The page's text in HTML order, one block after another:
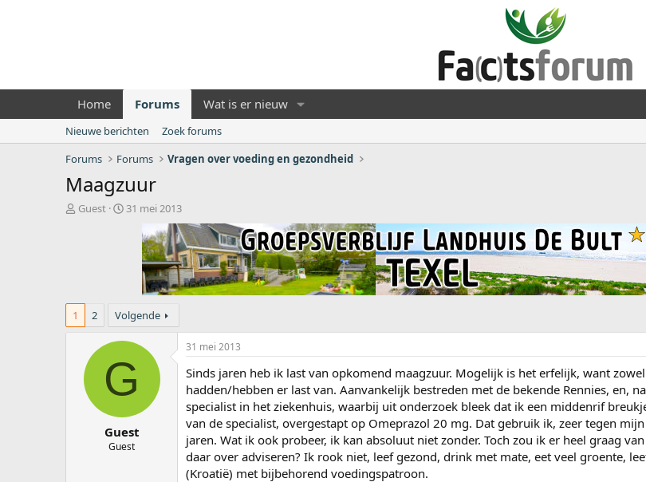
Home Forums Wat is er nieuw
Nieuwe berichten
Zoek forums
Forums
Forums Vragen over voeding en gezondheid
Maagzuur
O
r
Guest
S
t
u
31 mei 2013
1 2 Volgende
G
Guest
Guest
31 mei 2013
Sinds jaren heb ik last van opkomend maagzuur. Mogelijk is het erfelijk, want
hadden/hebben er last van. Aanvankelijk bestreden met de bekende Rennies, en,
specialist in het ziekenhuis, waarbij uit onderzoek bleek dat ik een middenrif
van de specialist, overgestapt op Omeprazol 20 mg. Dat gebruik ik, zeer tegen
jaren. Wat ik ook probeer, ik kan absoluut niet zonder. Toch zou ik er heel graag
daar over adviseren? Ik rook niet, leef gezond, drink met mate, eet veel groente,
(Kroatië) met bijbehorend voedingspatroon.